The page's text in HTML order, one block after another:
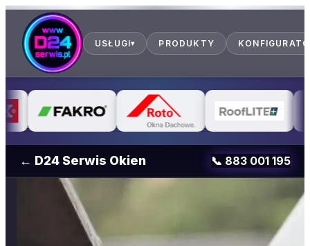
USŁUGI▾ PRODUKTY
← D24 Serwis Okien 📞 883 001 195